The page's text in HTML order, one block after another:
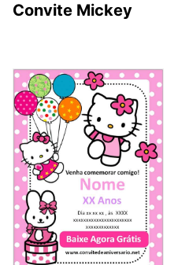
Convite Mickey